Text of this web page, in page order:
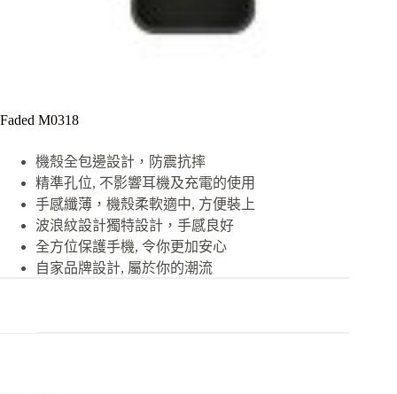
Faded M0318
機殼全包邊設計，防震抗摔
精準孔位, 不影響耳機及充電的使用
手感纖薄，機殼柔軟適中, 方便裝上
波浪紋設計獨特設計，手感良好
全方位保護手機, 令你更加安心
自家品牌設計, 屬於你的潮流